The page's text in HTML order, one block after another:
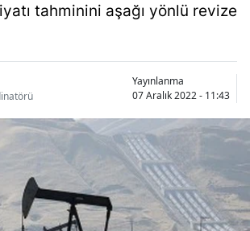
Bilecik
Bitlis
Bolu
Burdur
Bursa
Çanakkale
tahminini aşağı yönlü revize
Yayınlanma
07 Aralık 2022 - 11:43